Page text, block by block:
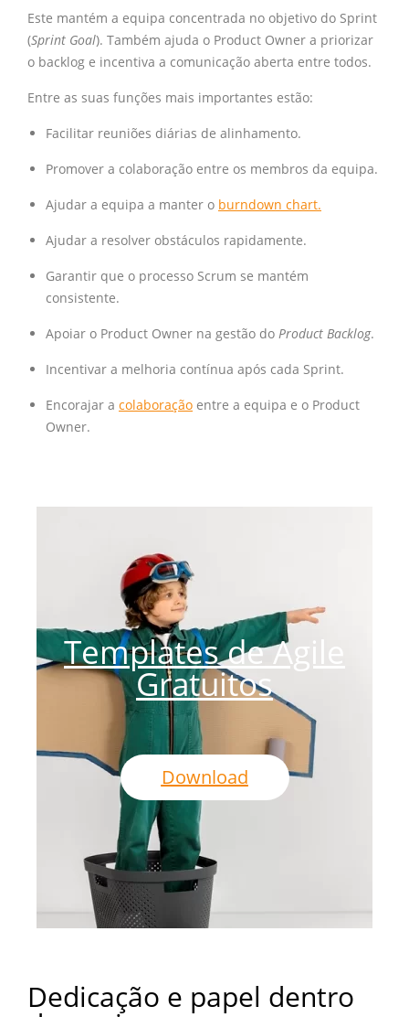
Este mantém a equipa concentrada no objetivo do Sprint
(Sprint Goal). Também ajuda o Product Owner a priorizar
o backlog e incentiva a comunicação aberta entre todos.
Entre as suas funções mais importantes estão:
Facilitar reuniões diárias de alinhamento.
Promover a colaboração entre os membros da equipa.
Ajudar a equipa a manter o burndown chart.
Ajudar a resolver obstáculos rapidamente.
Garantir que o processo Scrum se mantém
consistente.
Apoiar o Product Owner na gestão do Product Backlog.
Incentivar a melhoria contínua após cada Sprint.
Encorajar a colaboração entre a equipa e o Product
Owner.
Templates de Agile
Gratuitos
Download
Dedicação e papel dentro